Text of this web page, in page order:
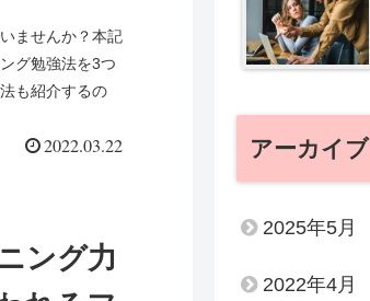
ませんか？本記
グ勉強法を3つ
も紹介するの
2022.03.22
ング力
アーカイブ
2025年5月
2022年4月